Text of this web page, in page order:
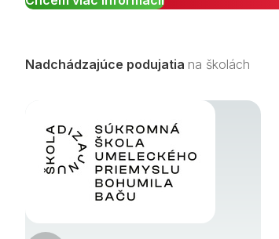
Nadchádzajúce podujatia na školách